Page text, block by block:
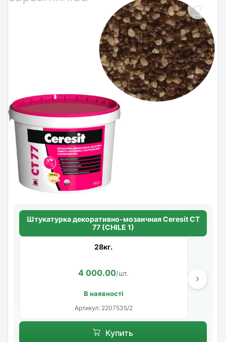
Штукатурка декоративно-мозаичная Ceresit CT
77 (CHILE 1)
28кг.
4 000.00/шт.
В наявності
Артикул: 2207535/2
›
Купить